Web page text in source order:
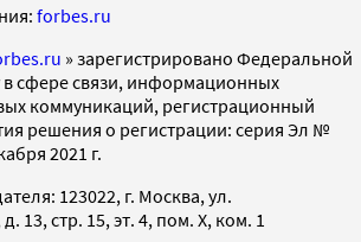
forbes.ru
» зарегистрировано Федеральной
сфере связи, информационных
коммуникаций, регистрационный
решения о регистрации: серия Эл №
2021 г.
123022, г. Москва, ул.
13, стр. 15, эт. 4, пом. X, ком. 1